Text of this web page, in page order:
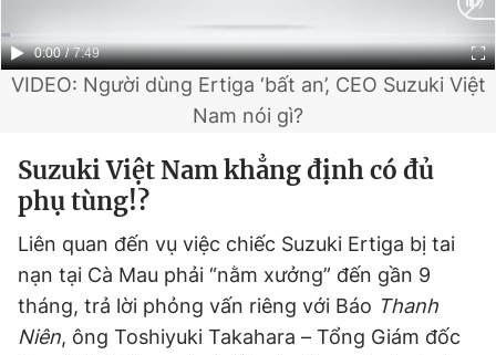
chép dưới mọi hình thức nếu không có sự chấp thuận bằng văn
Current
Time
0:00 / Duration
7:49
VIDEO: Người dùng Ertiga ‘bất an’, CEO Suzuki Việt
Nam nói gì?
Suzuki Việt Nam khẳng định có đủ
phụ tùng!?
Liên quan đến vụ việc chiếc Suzuki Ertiga bị tai
nạn tại Cà Mau phải “nằm xưởng” đến gần 9
tháng, trả lời phỏng vấn riêng với Báo Thanh
Niên, ông Toshiyuki Takahara – Tổng Giám đốc